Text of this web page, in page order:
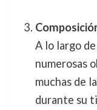
A lo largo
numerosas
muchas de
durante su